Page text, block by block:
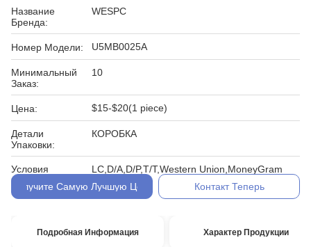
Название
Бренда:
WESPC
Номер Модели: U5MB0025A
Минимальный
Заказ:
10
Цена: $15-$20(1 piece)
Детали
Упаковки:
КОРОБКА
Условия
Оплаты:
LC,D/A,D/P,T/T,Western Union,MoneyGram
Получите Самую Лучшую Цену
Контакт Теперь
Подробная Информация Характер Продукции